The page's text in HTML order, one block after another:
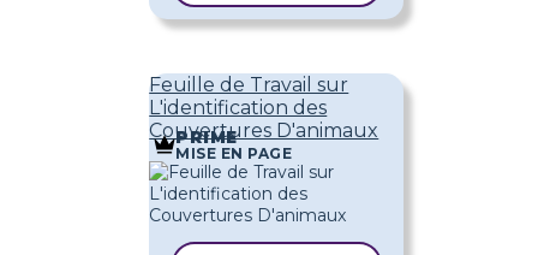
Feuille de Travail sur
L'identification des
Couvertures D'animaux
PRIME
MISE EN PAGE